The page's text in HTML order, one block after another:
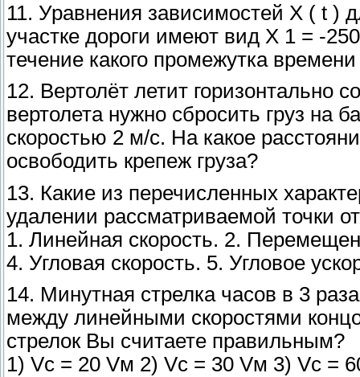
11. Уравнения зависимостей Х ( t )
участке дороги имеют вид X 1 = -
течение какого промежутка
12. Вертолёт летит горизонтально
вертолета нужно сбросить груз на
скоростью 2 м/с. На какое
освободить крепеж груза?
13. Какие из перечисленных
удалении рассматриваемой точки
1. Линейная скорость. 2.
4. Угловая скорость. 5. Угловое
14. Минутная стрелка часов в 3
между линейными скоростями
стрелок Вы считаете правильным?
1) Vc = 20 Vм 2) Vc = 30 Vм 3) Vc =